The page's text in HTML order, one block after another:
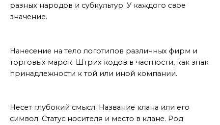
разных народов и субкультур. У каждого свое
значение.
Нанесение на тело логотипов различных фирм и
торговых марок. Штрих кодов в частности, как знак
принадлежности к той или иной компании.
Несет глубокий смысл. Название клана или его
символ. Статус носителя и место в клане. Род